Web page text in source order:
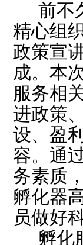
前不
精心组
政策宣
成。本
服务相
进政策
设、盈
容。通
务素质
孵化器
员做好
孵化